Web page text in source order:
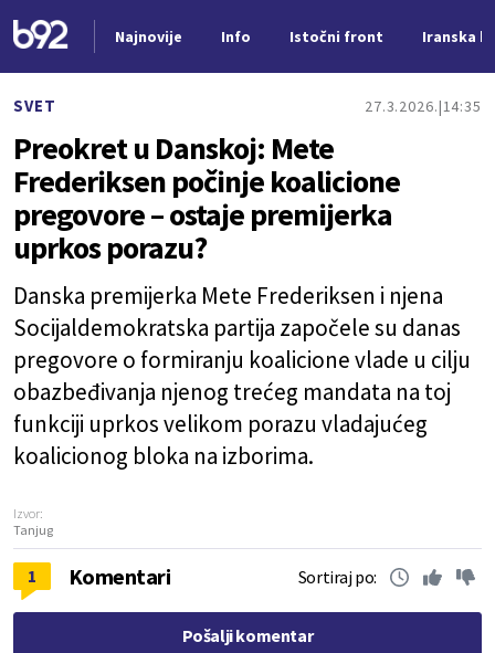
Najnovije Info Istočni front Iranska
SVET 27.3.2026. 14:35
Preokret u Danskoj: Mete
Frederiksen počinje koalicione
pregovore – ostaje premijerka
uprkos porazu?
Danska premijerka Mete Frederiksen i njena
Socijaldemokratska partija započele su danas
pregovore o formiranju koalicione vlade u cilju
obazbeđivanja njenog trećeg mandata na toj
funkciji uprkos velikom porazu vladajućeg
koalicionog bloka na izborima.
Izvor:
Tanjug
1 Komentari Sortiraj po:
Pošalji komentar